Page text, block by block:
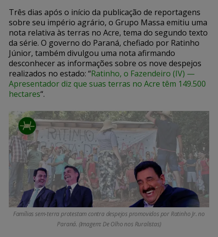
Três dias após o início da publicação de reportagens
sobre seu império agrário, o Grupo Massa emitiu uma
nota relativa às terras no Acre, tema do segundo texto
da série. O governo do Paraná, chefiado por Ratinho
Júnior, também divulgou uma nota afirmando
desconhecer as informações sobre os nove despejos
realizados no estado: “Ratinho, o Fazendeiro (IV) —
Apresentador diz que suas terras no Acre têm 149.500
hectares“.
Famílias sem-terra protestam contra despejos promovidos por Ratinho Jr. no
Paraná. (Imagem: De Olho nos Ruralistas)